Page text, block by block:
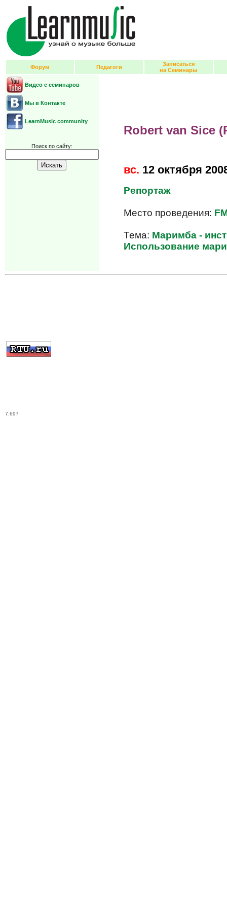
Форум Педагоги
Записаться
на Семинары
Видео с семинаров
Мы в Контакте
LearnMusic community
Поиск по сайту:
Robert van Sice
вс. 12 октября
Репортаж
Место проведения:
Тема: Маримба -
Использование
7.697